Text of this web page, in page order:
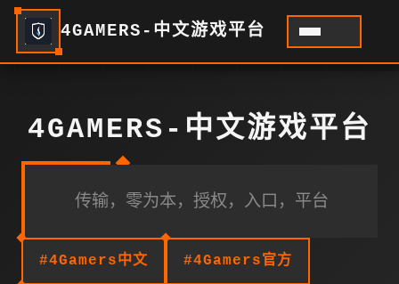
4GAMERS-中文游戏平台
4GAMERS-中文游戏平台
传输，零为本，授权，入口，平台
#4Gamers中文 #4Gamers官方